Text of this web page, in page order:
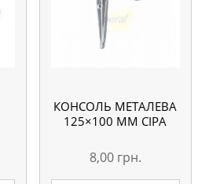
КОНСОЛЬ МЕТАЛЕВА
125×100 ММ СІРА
8,00 грн.